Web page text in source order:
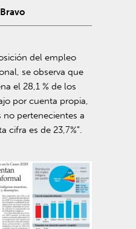
del empleo
se observa que
el 28,1 % de los
por cuenta propia,
pertenecientes a
cifra es de 23,7%”.